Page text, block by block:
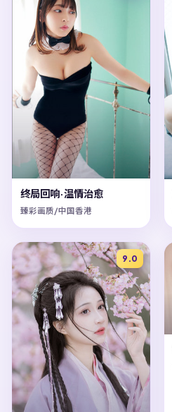
终局回响·温情治愈
臻彩画质/中国香港
9.0